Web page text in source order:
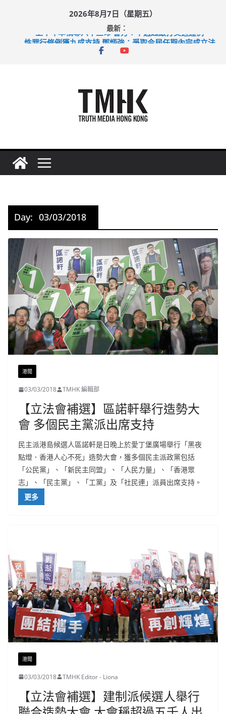
2026年8月7日（星期五）
最新：
上半年車禍奪六十三命 警方：下週起嚴打交通違例
性罪行修例獲九成支持 鄧炳強：爭取今屆任期內完成立法
涉造假公屋富戶申報表 倉管員准保釋候訊
Day: 03/03/2018
港聞
03/03/2018 TMHK 編輯部
【立法會補選】區諾軒舉行造勢大
會 多個民主黨派出席支持
民主派港島候選人區諾軒是日晚上於愛丁堡廣場舉行「黑夜
點燈．香港人心不死」造勢大會，獲多個民主派政黨包括
「公民黨」、「新民主同盟」、「人民力量」、「香港眾
志」、「民主黨」、「工黨」及「社民連」派員出席支持。
更多
港聞
03/03/2018 TMHK Editor - Liona
【立法會補選】建制派候選人舉行